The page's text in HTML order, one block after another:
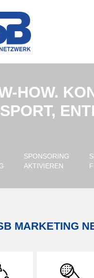
HOW.
SPONSORING
AKTIVIEREN
MARKETING